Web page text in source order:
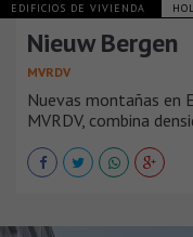
EDIFICIOS DE VIVIENDA
Nieuw Bergen
MVRDV
Nuevas montañas en
MVRDV, combina